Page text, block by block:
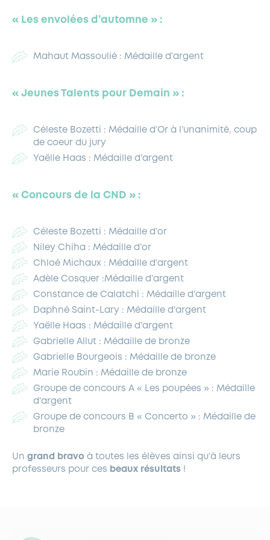
« Les envolées d’automne » :
Mahaut Massoulié : Médaille d’argent
« Jeunes Talents pour Demain » :
Céleste Bozetti : Médaille d’Or à l’unanimité, coup
de coeur du jury
Yaëlle Haas : Médaille d’argent
« Concours de la CND » :
Céleste Bozetti : Médaille d’or
Niley Chiha : Médaille d’or
Chloé Michaux : Médaille d’argent
Adèle Cosquer :Médaille d’argent
Constance de Calatchi : Médaille d’argent
Daphné Saint-Lary : Médaille d’argent
Yaëlle Haas : Médaille d’argent
Gabrielle Allut : Médaille de bronze
Gabrielle Bourgeois : Médaille de bronze
Marie Roubin : Médaille de bronze
Groupe de concours A « Les poupées » : Médaille
d’argent
Groupe de concours B « Concerto » : Médaille de
bronze
Un grand bravo à toutes les élèves ainsi qu’à leurs
professeurs pour ces beaux résultats !